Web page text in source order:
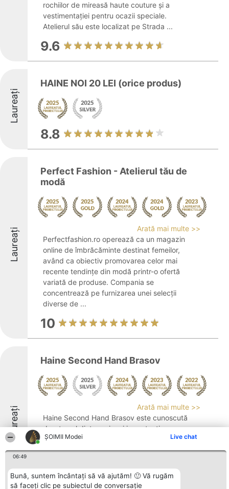
ȘOIMII Modei Live chat
06:49
Bună, suntem încântați să vă ajutăm! 🙂 Vă rugăm
să faceți clic pe subiectul de conversație
rochiilor de mireasă haute couture și a
vestimentației pentru ocazii speciale.
Atelierul său este localizat pe Strada ...
9.6
Laureați
HAINE NOI 20 LEI (orice produs)
8.8
Laureați
Perfect Fashion - Atelierul tău de
modă
Arată mai multe >>
Perfectfashion.ro operează ca un magazin
online de îmbrăcăminte destinat femeilor,
având ca obiectiv promovarea celor mai
recente tendințe din modă printr-o ofertă
variată de produse. Compania se
concentrează pe furnizarea unei selecții
diverse de ...
10
Laureați
Haine Second Hand Brasov
Arată mai multe >>
Haine Second Hand Brasov este cunoscută
drept unul dintre cei mai importanți
importatori de articole vestimentare la mâna
a doua din România, fiind activă pe piața
MELISA TEXTIL SRL și al depozitului său ...